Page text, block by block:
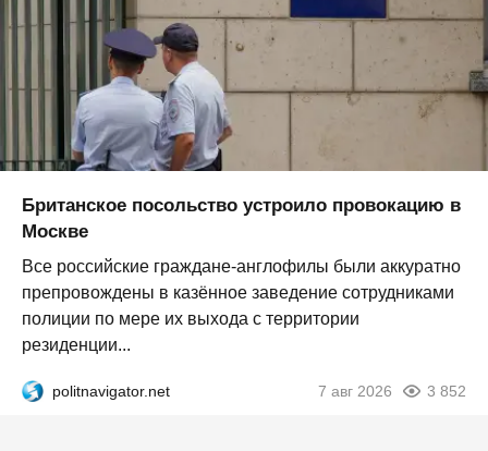
Британское посольство устроило провокацию в
Москве
Все российские граждане-англофилы были аккуратно
препровождены в казённое заведение сотрудниками
полиции по мере их выхода с территории
резиденции...
politnavigator.net 7 авг 2026 3 852